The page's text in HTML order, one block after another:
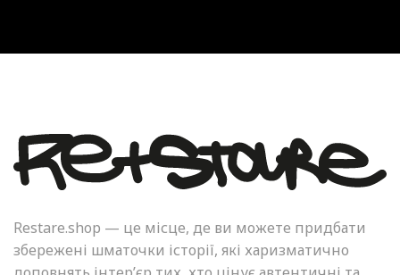
Restare.shop — це місце, де ви можете придбати
збережені шматочки історії, які харизматично